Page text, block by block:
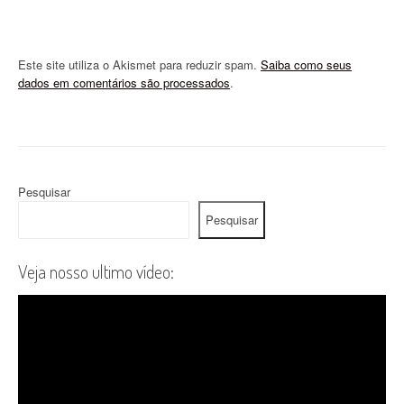
Este site utiliza o Akismet para reduzir spam. Saiba como seus
dados em comentários são processados.
Pesquisar
Pesquisar
Veja nosso ultimo vídeo: